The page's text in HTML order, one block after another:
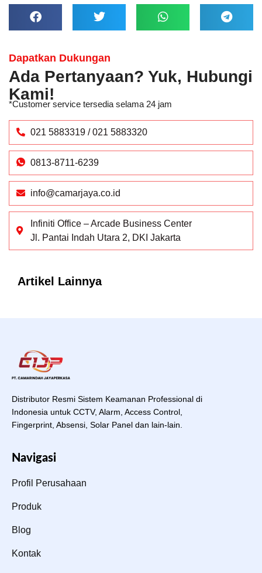
Dapatkan Dukungan
Ada Pertanyaan? Yuk, Hubungi
Kami!
*Customer service tersedia selama 24 jam
021 5883319 / 021 5883320
0813-8711-6239
info@camarjaya.co.id
Infiniti Office – Arcade Business Center
Jl. Pantai Indah Utara 2, DKI Jakarta
Artikel Lainnya
Distributor Resmi Sistem Keamanan Professional di
Indonesia untuk CCTV, Alarm, Access Control,
Fingerprint, Absensi, Solar Panel dan lain-lain.
Navigasi
Profil Perusahaan
Produk
Blog
Kontak